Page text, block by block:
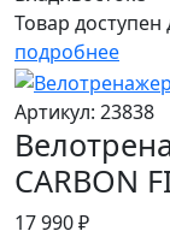
Товар
подробнее
Артикул: 23838
CARBON
17 990 ₽